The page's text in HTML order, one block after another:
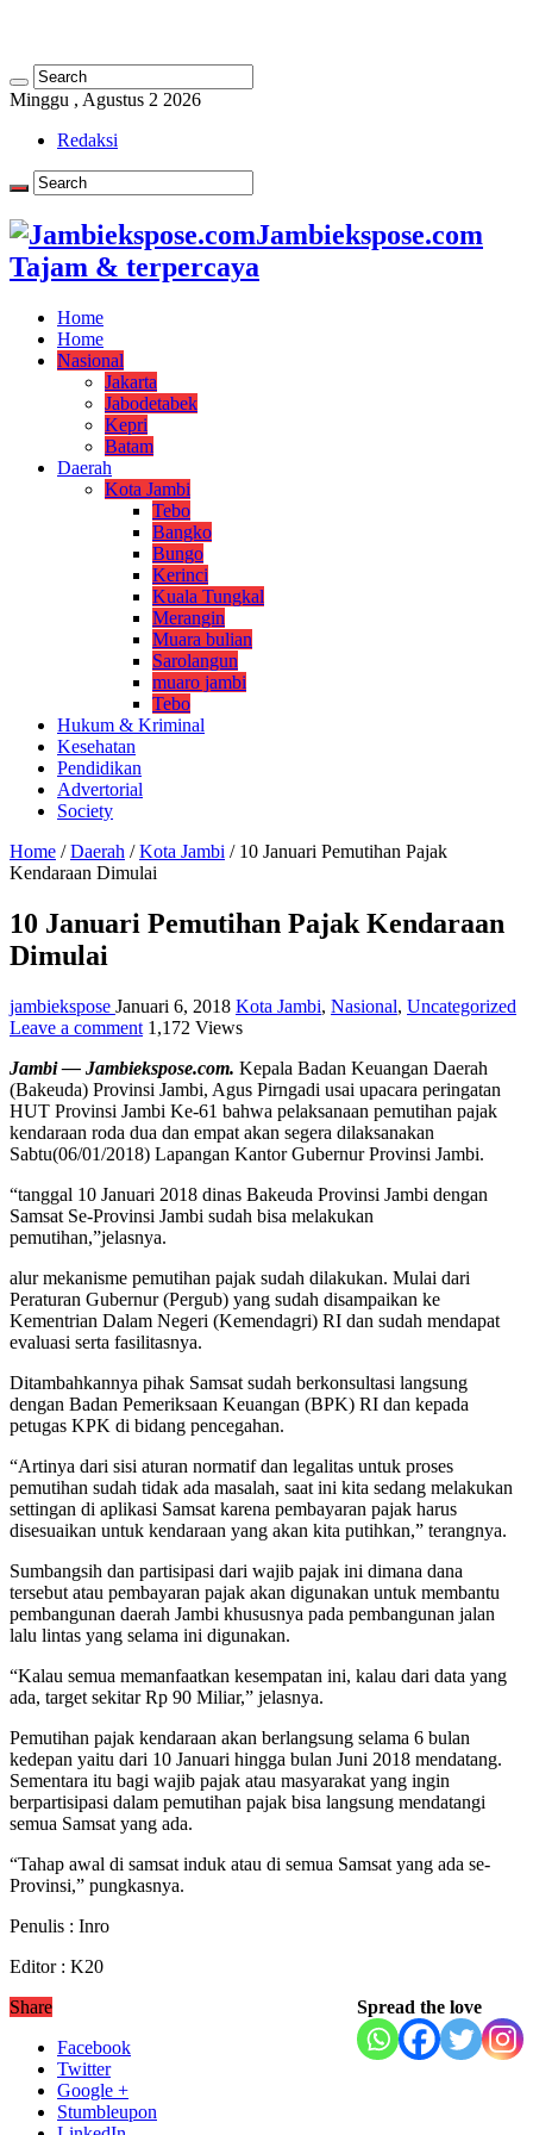
Minggu , Agustus 2 2026
Redaksi
Jambiekspose.com
Tajam & terpercaya
Home
Home
Nasional
Jakarta
Jabodetabek
Kepri
Batam
Daerah
Kota Jambi
Tebo
Bangko
Bungo
Kerinci
Kuala Tungkal
Merangin
Muara bulian
Sarolangun
muaro jambi
Tebo
Hukum & Kriminal
Kesehatan
Pendidikan
Advertorial
Society
Home / Daerah / Kota Jambi / 10 Januari Pemutihan Pajak
Kendaraan Dimulai
10 Januari Pemutihan Pajak Kendaraan
Dimulai
jambiekspose Januari 6, 2018 Kota Jambi, Nasional, Uncategorized
Leave a comment 1,172 Views
Jambi — Jambiekspose.com. Kepala Badan Keuangan Daerah
(Bakeuda) Provinsi Jambi, Agus Pirngadi usai upacara peringatan
HUT Provinsi Jambi Ke-61 bahwa pelaksanaan pemutihan pajak
kendaraan roda dua dan empat akan segera dilaksanakan
Sabtu(06/01/2018) Lapangan Kantor Gubernur Provinsi Jambi.
“tanggal 10 Januari 2018 dinas Bakeuda Provinsi Jambi dengan
Samsat Se-Provinsi Jambi sudah bisa melakukan
pemutihan,”jelasnya.
alur mekanisme pemutihan pajak sudah dilakukan. Mulai dari
Peraturan Gubernur (Pergub) yang sudah disampaikan ke
Kementrian Dalam Negeri (Kemendagri) RI dan sudah mendapat
evaluasi serta fasilitasnya.
Ditambahkannya pihak Samsat sudah berkonsultasi langsung
dengan Badan Pemeriksaan Keuangan (BPK) RI dan kepada
petugas KPK di bidang pencegahan.
“Artinya dari sisi aturan normatif dan legalitas untuk proses
pemutihan sudah tidak ada masalah, saat ini kita sedang melakukan
settingan di aplikasi Samsat karena pembayaran pajak harus
disesuaikan untuk kendaraan yang akan kita putihkan,” terangnya.
Sumbangsih dan partisipasi dari wajib pajak ini dimana dana
tersebut atau pembayaran pajak akan digunakan untuk membantu
pembangunan daerah Jambi khususnya pada pembangunan jalan
lalu lintas yang selama ini digunakan.
“Kalau semua memanfaatkan kesempatan ini, kalau dari data yang
ada, target sekitar Rp 90 Miliar,” jelasnya.
Pemutihan pajak kendaraan akan berlangsung selama 6 bulan
kedepan yaitu dari 10 Januari hingga bulan Juni 2018 mendatang.
Sementara itu bagi wajib pajak atau masyarakat yang ingin
berpartisipasi dalam pemutihan pajak bisa langsung mendatangi
semua Samsat yang ada.
“Tahap awal di samsat induk atau di semua Samsat yang ada se-
Provinsi,” pungkasnya.
Penulis : Inro
Editor : K20
Spread the love
Share
Facebook
Twitter
Google +
Stumbleupon